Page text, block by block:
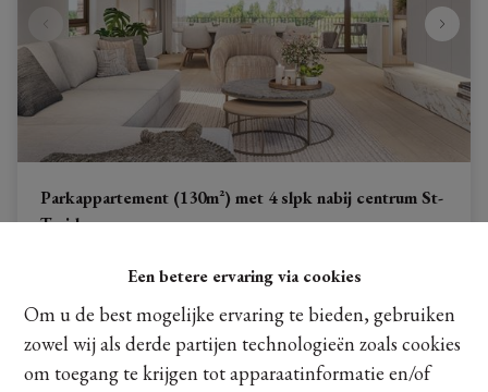
Een betere ervaring via cookies
Om u de best mogelijke ervaring te bieden, gebruiken
zowel wij als derde partijen technologieën zoals cookies
om toegang te krijgen tot apparaatinformatie en/of
Parkappartement (130m²) met 4 slpk nabij centrum St-
Truiden...
Prijs op aanvraag
3 1 130 m²